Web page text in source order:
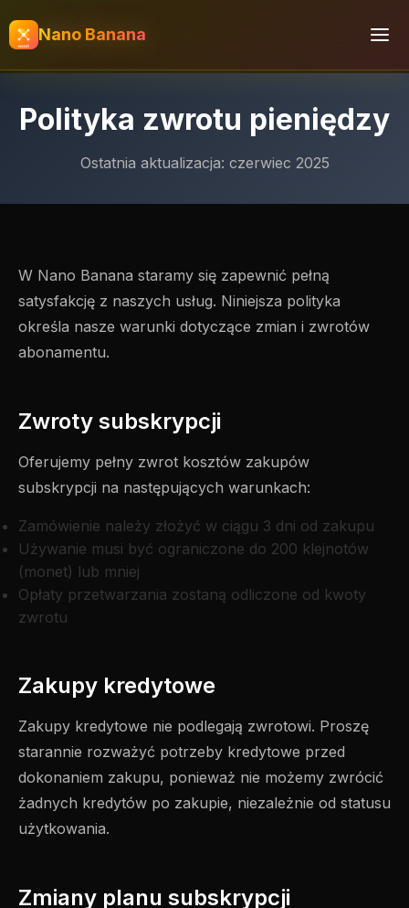
Nano Banana
Polityka zwrotu pieniędzy
Ostatnia aktualizacja: czerwiec 2025
W Nano Banana staramy się zapewnić pełną
satysfakcję z naszych usług. Niniejsza polityka
określa nasze warunki dotyczące zmian i zwrotów
abonamentu.
Zwroty subskrypcji
Oferujemy pełny zwrot kosztów zakupów
subskrypcji na następujących warunkach:
Zamówienie należy złożyć w ciągu 3 dni od zakupu
Używanie musi być ograniczone do 200 klejnotów
(monet) lub mniej
Opłaty przetwarzania zostaną odliczone od kwoty
zwrotu
Zakupy kredytowe
Zakupy kredytowe nie podlegają zwrotowi. Proszę
starannie rozważyć potrzeby kredytowe przed
dokonaniem zakupu, ponieważ nie możemy zwrócić
żadnych kredytów po zakupie, niezależnie od statusu
użytkowania.
Zmiany planu subskrypcji